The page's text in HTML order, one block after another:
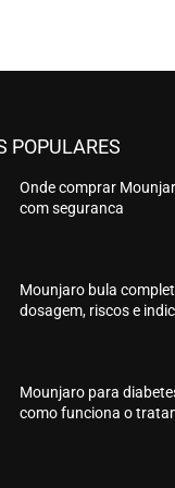
POPULARES
Onde comprar
com seguranca
Mounjaro bula
dosagem, riscos e
Mounjaro para
como funciona o